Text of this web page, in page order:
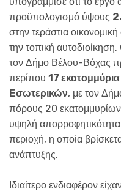
προϋπολογισμό ύψους
στην τεράστια
την τοπική
τον Δήμο Βέλου-Βόχας
περίπου 17
Εσωτερικών, με τον
πόρους 20
υψηλή
περιοχή, η οποία
ανάπτυξης.
Ιδιαίτερο ενδιαφέρον